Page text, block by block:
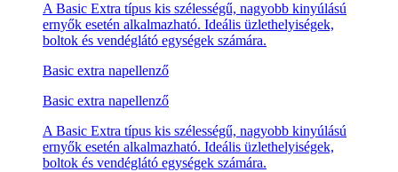
A Basic Extra típus kis szélességű, nagyobb kinyúlású
ernyők esetén alkalmazható. Ideális üzlethelyiségek,
boltok és vendéglátó egységek számára.
Basic extra napellenző
Basic extra napellenző
A Basic Extra típus kis szélességű, nagyobb kinyúlású
ernyők esetén alkalmazható. Ideális üzlethelyiségek,
boltok és vendéglátó egységek számára.